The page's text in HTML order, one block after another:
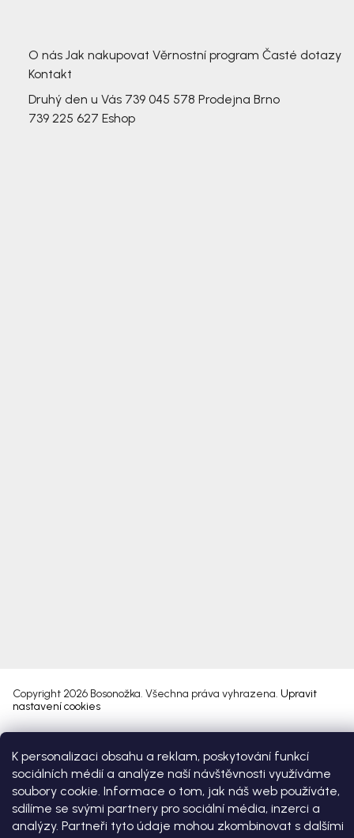
K personalizaci obsahu a reklam, poskytování funkcí
sociálních médií a analýze naší návštěvnosti využíváme
soubory cookie. Informace o tom, jak náš web používáte,
sdílíme se svými partnery pro sociální média, inzerci a
analýzy. Partneři tyto údaje mohou zkombinovat s dalšími
O nás Jak nakupovat Věrnostní program Časté dotazy
Kontakt
Druhý den u Vás 739 045 578 Prodejna Brno
739 225 627 Eshop
Copyright 2026 Bosonožka. Všechna práva vyhrazena. Upravit
nastavení cookies